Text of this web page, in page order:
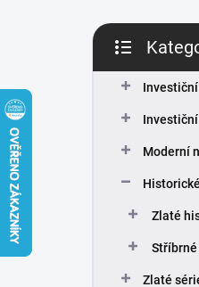
P
s
kategorie
Moderní
Zlaté
Zlaté